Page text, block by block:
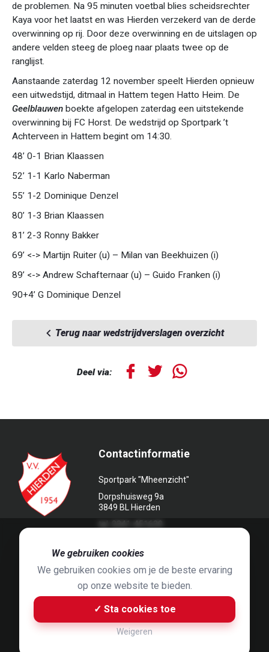
de problemen. Na 95 minuten voetbal blies scheidsrechter
Kaya voor het laatst en was Hierden verzekerd van de derde
overwinning op rij. Door deze overwinning en de uitslagen op
andere velden steeg de ploeg naar plaats twee op de
ranglijst.
Aanstaande zaterdag 12 november speelt Hierden opnieuw
een uitwedstijd, ditmaal in Hattem tegen Hatto Heim. De
Geelblauwen boekte afgelopen zaterdag een uitstekende
overwinning bij FC Horst. De wedstrijd op Sportpark ’t
Achterveen in Hattem begint om 14:30.
48’ 0-1 Brian Klaassen
52’ 1-1 Karlo Naberman
55’ 1-2 Dominique Denzel
80’ 1-3 Brian Klaassen
81’ 2-3 Ronny Bakker
69’ <-> Martijn Ruiter (u) – Milan van Beekhuizen (i)
89’ <-> Andrew Schafternaar (u) – Guido Franken (i)
90+4’ G Dominique Denzel
Terug naar wedstrijdverslagen overzicht
Deel via:
Contactinformatie
Sportpark "Mheenzicht"
Dorpshuisweg 9a
3849 BL Hierden
Jaap Hop & ontwerpen door
Built byBluey B.V.& Jelle de Haan
We gebruiken cookies
We gebruiken cookies om je de beste ervaring
op onze website te bieden.
✓ Sta cookies toe
Weigeren